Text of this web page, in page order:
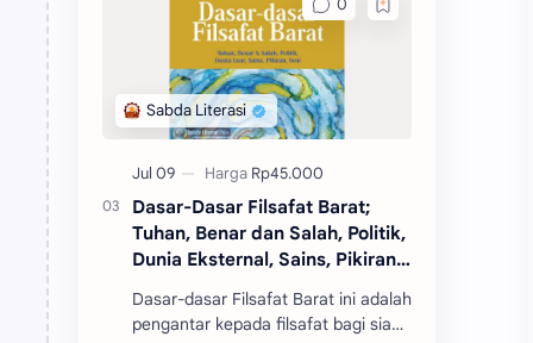
mengelola emosi, khus
Dasar-Dasar Filsafat Barat;
Tuhan, Benar dan Salah, Politik,
Dunia Eksternal, Sains, Pikiran,
Dasar-dasar Filsafat Barat ini adalah
pengantar kepada filsafat bagi siapa